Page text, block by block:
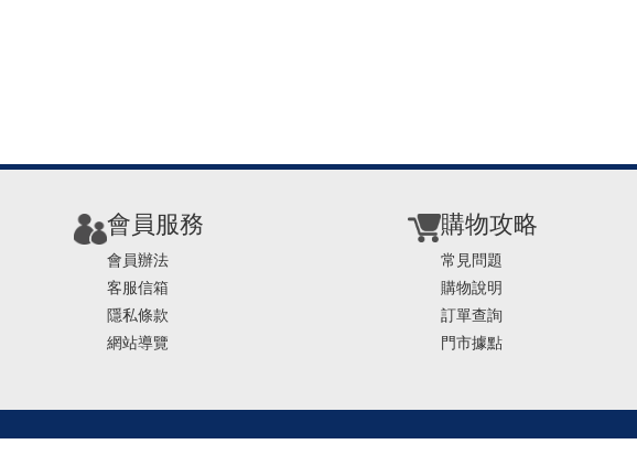
會員服務
會員辦法
客服信箱
隱私條款
網站導覽
購物攻略
常見問題
購物說明
訂單查詢
門市據點